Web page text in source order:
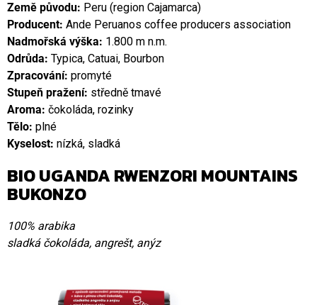
Země původu: Peru (region Cajamarca)
Producent: Ande Peruanos coffee producers association
Nadmořská výška: 1.800 m n.m.
Odrůda: Typica, Catuai, Bourbon
Zpracování: promyté
Stupeň pražení: středně tmavé
Aroma: čokoláda, rozinky
Tělo: plné
Kyselost: nízká, sladká
BIO UGANDA RWENZORI MOUNTAINS
BUKONZO
100% arabika
sladká čokoláda, angrešt, anýz